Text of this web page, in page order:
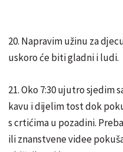
20. Napravim užinu za
uskoro će biti gladni i ludi.
21. Oko 7:30 ujutro sjedim
kavu i dijelim tost dok
s crtićima u pozadini.
ili znanstvene videe